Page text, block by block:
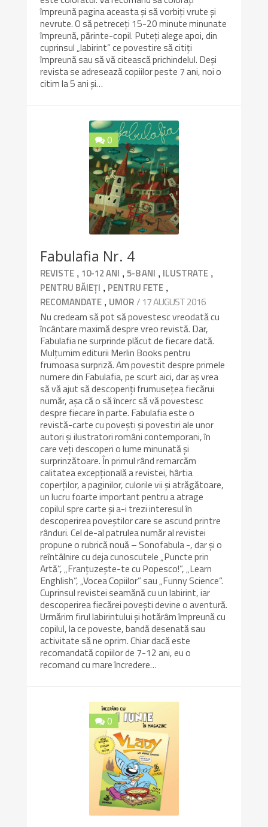
împreună pagina aceasta și să vorbiți vrute și
nevrute. O să petreceți 15-20 minute minunate
împreună, părinte-copil. Puteți alege apoi, din
cuprinsul „labirint” ce povestire să citiți
împreună sau să vă citească prichindelul. Deși
revista se adresează copiilor peste 7 ani, noi o
citim la 5 ani și…
0
Fabulafia Nr. 4
REVISTE , 10-12 ANI ,5-8 ANI , ILUSTRATE ,
PENTRU BĂIEȚI , PENTRU FETE ,
RECOMANDATE , UMOR/ 17 AUGUST 2016
Nu credeam să pot să povestesc vreodată cu
încântare maximă despre vreo revistă. Dar,
Fabulafia ne surprinde plăcut de fiecare dată.
Mulțumim editurii Merlin Books pentru
frumoasa surpriză. Am povestit despre primele
numere din Fabulafia, pe scurt aici, dar aș vrea
să vă ajut să descoperiți frumusețea fiecărui
număr, așa că o să încerc să vă povestesc
despre fiecare în parte. Fabulafia este o
revistă-carte cu povești și povestiri ale unor
autori și ilustratori români contemporani, în
care veți descoperi o lume minunată și
surprinzătoare. În primul rând remarcăm
calitatea excepțională a revistei, hârtia
coperților, a paginilor, culorile vii și atrăgătoare,
un lucru foarte important pentru a atrage
copilul spre carte și a-i trezi interesul în
descoperirea poveștilor care se ascund printre
rânduri. Cel de-al patrulea număr al revistei
propune o rubrică nouă – Sonofabula -, dar şi o
reîntâlnire cu deja cunoscutele „Puncte prin
Artă”, „Franţuzeşte-te cu Popesco!”, „Learn
Enghlish”, „Vocea Copiilor” sau „Funny Science”.
Cuprinsul revistei seamănă cu un labirint, iar
descoperirea fiecărei povești devine o aventură.
Urmărim firul labirintului și hotărâm împreună cu
copilul, la ce poveste, bandă desenată sau
activitate să ne oprim. Chiar dacă este
recomandată copiilor de 7-12 ani, eu o
recomand cu mare încredere…
0